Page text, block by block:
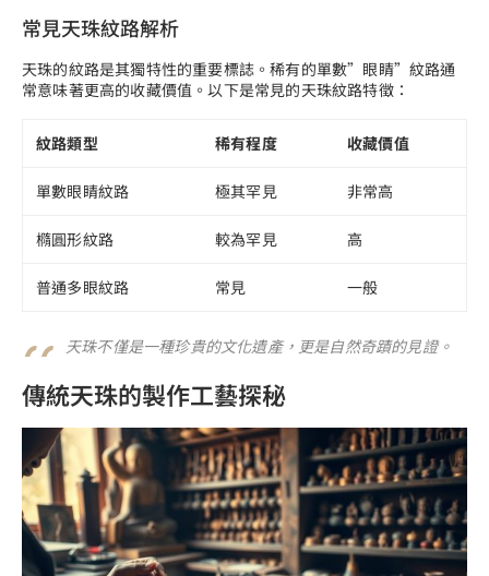
常見天珠紋路解析
天珠的紋路是其獨特性的重要標誌。稀有的單數”眼睛”紋路通
常意味著更高的收藏價值。以下是常見的天珠紋路特徵：
紋路類型 稀有程度 收藏價值
單數眼睛紋路 極其罕見 非常高
橢圓形紋路 較為罕見 高
普通多眼紋路 常見 一般
天珠不僅是一種珍貴的文化遺產，更是自然奇蹟的見證。
傳統天珠的製作工藝探秘